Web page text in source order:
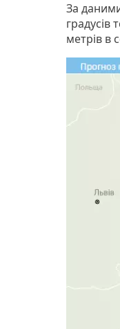
За
градусів
метрів в